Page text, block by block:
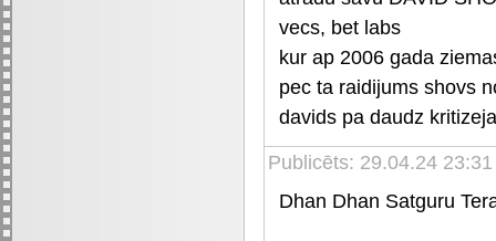
vecs, bet labs
kur ap 2006 gada
pec ta raidijums shovs
davids pa daudz
Publicēts: 29.04.24 23:31
Dhan Dhan Satguru